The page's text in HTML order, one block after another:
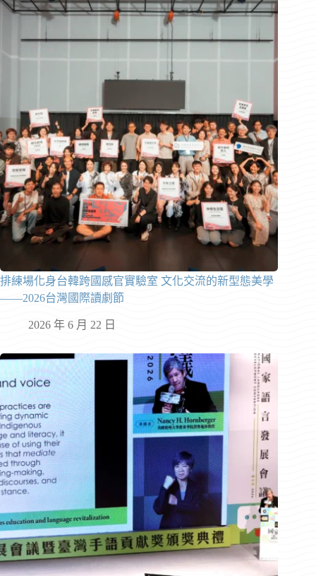
排練場化身台韓跨國感官實驗室 文化交流的新型態美學
——2026台灣國際讀劇節
2026 年 6 月 22 日